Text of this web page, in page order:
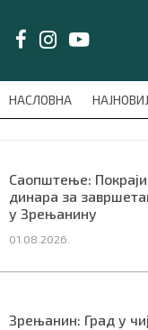
НАСЛОВНА
meni');
Саопштење:
динара за
у Зрењанину
01.08.2026.
Зрењанин: Град у
LAT/ЋИР
НАЈНОВИЈЕ